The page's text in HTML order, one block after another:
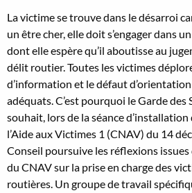
La victime se trouve dans le désarroi
un être cher, elle doit s’engager dans
dont elle espère qu’il aboutisse au
délit routier. Toutes les victimes
d’information et le défaut
adéquats. C’est pourquoi le Garde des
souhait, lors de la séance
l’Aide aux Victimes 1 (CNAV) du 14
Conseil poursuive les réflexions
du CNAV sur la prise en charge des
routières. Un groupe de travail